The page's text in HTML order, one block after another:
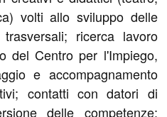
volti allo sviluppo delle
ricerca lavoro
del Centro per l'Impiego,
e accompagnamento
contatti con datori di
delle competenze;